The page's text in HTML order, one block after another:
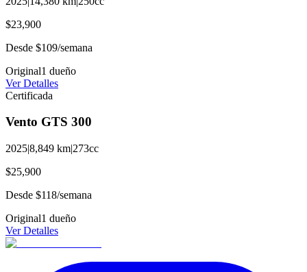
$23,900
Desde $109/semana
Original1 dueño
Ver Detalles
Certificada
Vento GTS 300
2025|8,849 km|273cc
$25,900
Desde $118/semana
Original1 dueño
Ver Detalles